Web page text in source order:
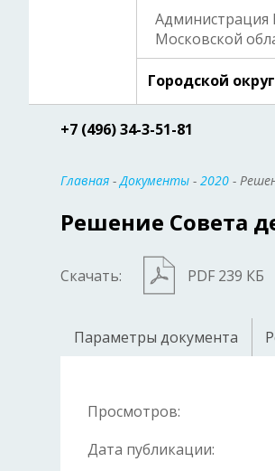
Администрация
Московской
Городской округ
+7 (496) 34-3-51-81
Главная -Документы - 2020 -
Решение Совета
Скачать: PDF 239 КБ
Параметры документа
Просмотров:
Дата публикации: